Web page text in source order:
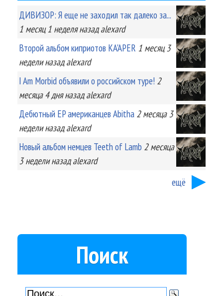
ДИВИЗОР: Я еще не заходил так далеко за...
1 месяц 1 неделяназад alexard
Второй альбом киприотов KA'APER 1 месяц 3
неделиназад alexard
I Am Morbid объявили о российском туре! 2
месяца 4 дняназад alexard
Дебютный EP американцев Abitha 2 месяца 3
неделиназад alexard
Новый альбом немцев Teeth of Lamb 2 месяца
3 неделиназад alexard
ещё
Поиск